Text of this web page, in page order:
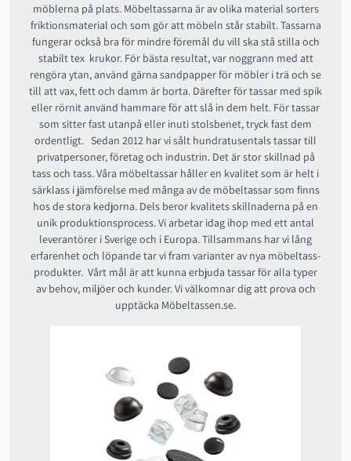
möblerna på plats. Möbeltassarna är av olika material sorters
friktionsmaterial och som gör att möbeln står stabilt. Tassarna
fungerar också bra för mindre föremål du vill ska stå stilla och
stabilt tex krukor. För bästa resultat, var noggrann med att
rengöra ytan, använd gärna sandpapper för möbler i trä och se
till att vax, fett och damm är borta. Därefter för tassar med spik
eller rörnit använd hammare för att slå in dem helt. För tassar
som sitter fast utanpå eller inuti stolsbenet, tryck fast dem
ordentligt. Sedan 2012 har vi sålt hundratusentals tassar till
privatpersoner, företag och industrin. Det är stor skillnad på
tass och tass. Våra möbeltassar håller en kvalitet som är helt i
särklass i jämförelse med många av de möbeltassar som finns
hos de stora kedjorna. Dels beror kvalitets skillnaderna på en
unik produktionsprocess. Vi arbetar idag ihop med ett antal
leverantörer i Sverige och i Europa. Tillsammans har vi lång
erfarenhet och löpande tar vi fram varianter av nya möbeltass-
produkter. Vårt mål är att kunna erbjuda tassar för alla typer
av behov, miljöer och kunder. Vi välkomnar dig att prova och
upptäcka Möbeltassen.se.